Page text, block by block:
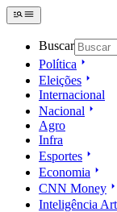
Buscar
Política
Eleições
Internacional
Nacional
Agro
Infra
Esportes
Economia
CNN Money
Inteligência